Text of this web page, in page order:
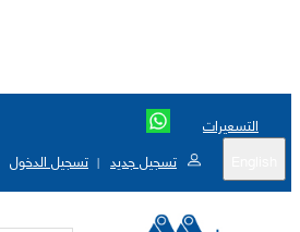
التسعيرات
تسجيل جديد | تسجيل الدخول